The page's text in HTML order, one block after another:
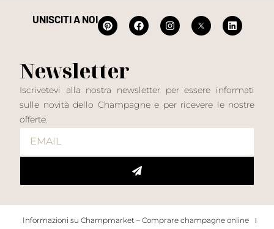
UNISCITI A NOI
Newsletter
Iscrivetevi alla nostra newsletter per essere informati
sulle novità dello Champagne e per ricevere le nostre
offerte.
Informazioni su Champmarket – Comprare champagne online